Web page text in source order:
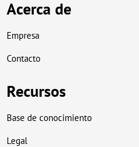
Acerca de
Empresa
Contacto
Recursos
Base de conocimiento
Legal